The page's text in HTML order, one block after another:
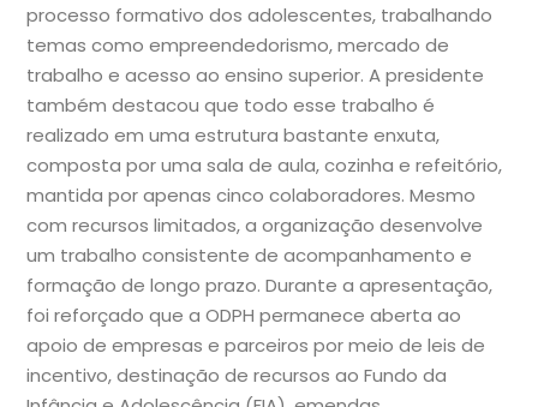
processo formativo dos adolescentes, trabalhando
temas como empreendedorismo, mercado de
trabalho e acesso ao ensino superior. A presidente
também destacou que todo esse trabalho é
realizado em uma estrutura bastante enxuta,
composta por uma sala de aula, cozinha e refeitório,
mantida por apenas cinco colaboradores. Mesmo
com recursos limitados, a organização desenvolve
um trabalho consistente de acompanhamento e
formação de longo prazo. Durante a apresentação,
foi reforçado que a ODPH permanece aberta ao
apoio de empresas e parceiros por meio de leis de
incentivo, destinação de recursos ao Fundo da